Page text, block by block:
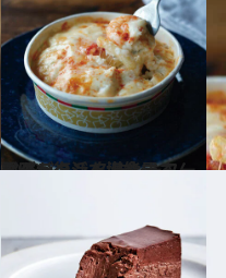
2018.7.8
電子レンジで洋食屋さんの味が復活 名作シーフードグラタンを堪能する
グルメ